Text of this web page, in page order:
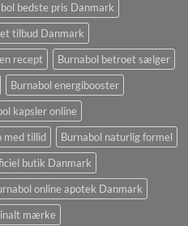
bedste pris Danmark
tilbud Danmark
recept
Burnabol betroet sælger
Burnabol energibooster
kapsler online
med tillid
Burnabol naturlig formel
butik Danmark
online apotek Danmark
mærke